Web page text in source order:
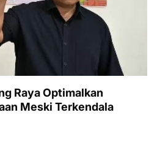
Raya Optimalkan
Meski Terkendala